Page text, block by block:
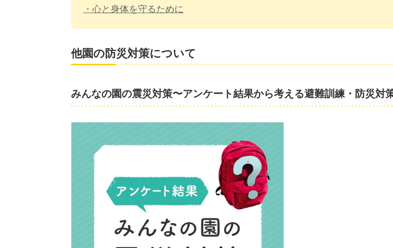
・心と身体を守るために
他園の防災対策について
みんなの園の震災対策〜アンケート結果から考える避難訓練・防災対